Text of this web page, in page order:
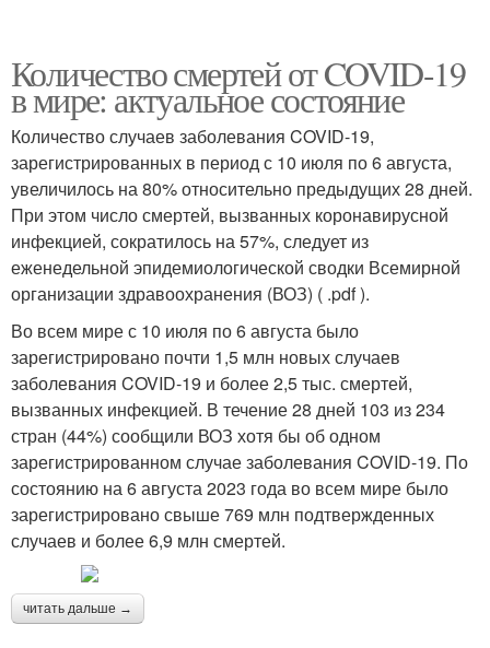
Количество смертей от COVID-19
в мире: актуальное состояние
Количество случаев заболевания COVID-19,
зарегистрированных в период с 10 июля по 6 августа,
увеличилось на 80% относительно предыдущих 28 дней.
При этом число смертей, вызванных коронавирусной
инфекцией, сократилось на 57%, следует из
еженедельной эпидемиологической сводки Всемирной
организации здравоохранения (ВОЗ) ( .pdf ).
Во всем мире с 10 июля по 6 августа было
зарегистрировано почти 1,5 млн новых случаев
заболевания COVID-19 и более 2,5 тыс. смертей,
вызванных инфекцией. В течение 28 дней 103 из 234
стран (44%) сообщили ВОЗ хотя бы об одном
зарегистрированном случае заболевания COVID-19. По
состоянию на 6 августа 2023 года во всем мире было
зарегистрировано свыше 769 млн подтвержденных
случаев и более 6,9 млн смертей.
читать дальше →